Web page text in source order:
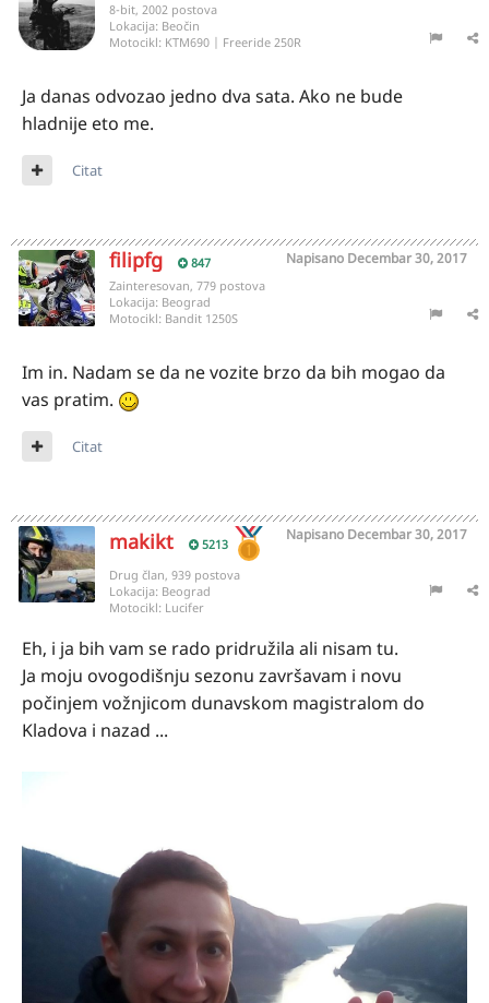
8-bit, 2002 postova
Lokacija: Beočin
Motocikl: KTM690 | Freeride 250R
Ja danas odvozao jedno dva sata. Ako ne bude
hladnije eto me.
Citat
filipfg 847 Napisano Decembar 30, 2017
Zainteresovan, 779 postova
Lokacija: Beograd
Motocikl: Bandit 1250S
Im in. Nadam se da ne vozite brzo da bih mogao da
vas pratim.
Citat
makikt 5213
Napisano Decembar 30, 2017
Drug član, 939 postova
Lokacija: Beograd
Motocikl: Lucifer
Eh, i ja bih vam se rado pridružila ali nisam tu.
Ja moju ovogodišnju sezonu završavam i novu
počinjem vožnjicom dunavskom magistralom do
Kladova i nazad ...